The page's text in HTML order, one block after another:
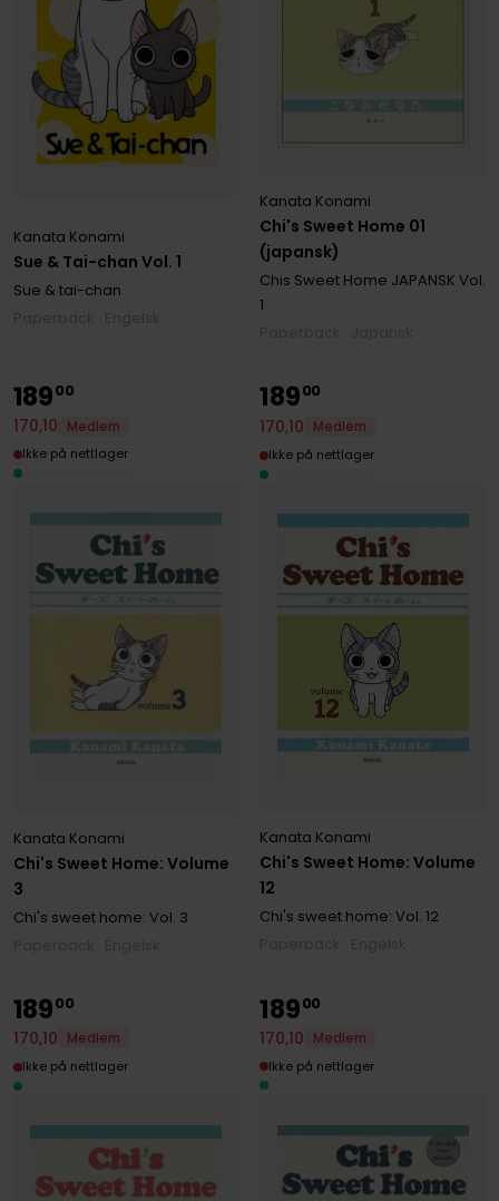
Sue & Tai-chan Vol. 1
Kanata Konami
Sue & tai-chan
Chi's Sweet Home 01
(japansk)
Kanata Konami
Chis Sweet Home JAPANSK Vol.
1
Chi's Sweet Home: Volume
3
Kanata Konami
Chi's sweet home: Vol. 3
18900
170,10
Medlem
Ikke på nettlager
Chi's Sweet Home: Volume
12
Kanata Konami
Chi's sweet home: Vol. 12
18900
170,10
Medlem
Ikke på nettlager
18900
170,10
Medlem
Ikke på nettlager
18900
170,10
Medlem
Ikke på nettlager